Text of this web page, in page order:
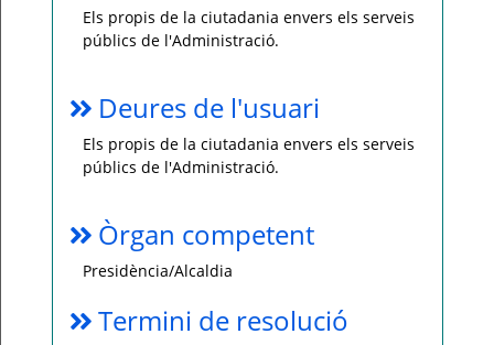
Els propis de la ciutadania envers els serveis
públics de l'Administració.
Deures de l'usuari
Els propis de la ciutadania envers els serveis
públics de l'Administració.
Òrgan competent
Presidència/Alcaldia
Termini de resolució